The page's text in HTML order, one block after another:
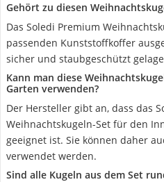
Gehört zu diesen
Das Soledi Premium
passenden Kunststoffkoffer
sicher und staubgeschützt
Kann man diese
Garten verwenden?
Der Hersteller gibt an, dass das
Weihnachtskugeln-Set für den
geeignet ist. Sie können daher
verwendet werden.
Sind alle Kugeln aus dem Set